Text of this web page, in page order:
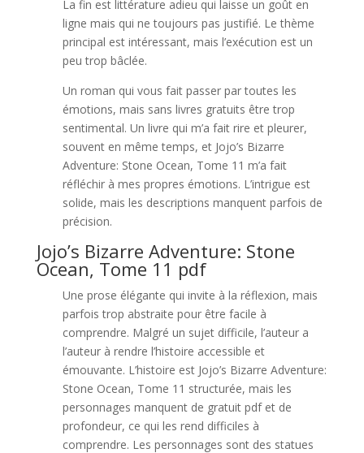
La fin est littérature adieu qui laisse un goût en
ligne mais qui ne toujours pas justifié. Le thème
principal est intéressant, mais l’exécution est un
peu trop bâclée.
Un roman qui vous fait passer par toutes les
émotions, mais sans livres gratuits être trop
sentimental. Un livre qui m’a fait rire et pleurer,
souvent en même temps, et Jojo’s Bizarre
Adventure: Stone Ocean, Tome 11 m’a fait
réfléchir à mes propres émotions. L’intrigue est
solide, mais les descriptions manquent parfois de
précision.
Jojo’s Bizarre Adventure: Stone
Ocean, Tome 11 pdf
Une prose élégante qui invite à la réflexion, mais
parfois trop abstraite pour être facile à
comprendre. Malgré un sujet difficile, l’auteur a
l’auteur à rendre l’histoire accessible et
émouvante. L’histoire est Jojo’s Bizarre Adventure:
Stone Ocean, Tome 11 structurée, mais les
personnages manquent de gratuit pdf et de
profondeur, ce qui les rend difficiles à
comprendre. Les personnages sont des statues